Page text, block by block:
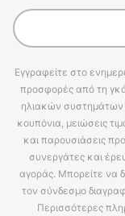
Εγγραφείτε στο
προσφορές από τη
ηλιακών συστημάτων
κουπόνια, μειώσεις
και παρουσιάσεις
συνεργάτες και
αγοράς. Μπορείτε να
τον σύνδεσμο
Περισσότερες